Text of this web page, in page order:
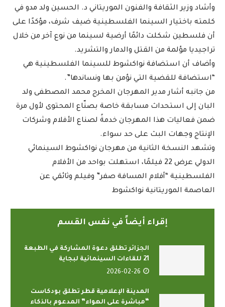
وأشاد وزير الثقافة والفنون الموريتاني د. الحسين ولد مدو في
كلمته باختيار السينما الفلسطينية ضيف شرف، مؤكدًا على
أن فلسطين شكلت دائمًا أرضية لسينما من نوع آخر من خلال
تراجيديا مؤلمة من القتل والدمار والتشريد.
وأضاف أن استضافة نواكشوط للسينما الفلسطينية هي
“استضافة للقضية التي نؤمن بها ونساندها”.
من جانبه أشار مدير المهرجان المخرج محمد المصطفى ولد
البان إلى استحداث مسابقة خاصة بصنّاع المحتوى لأول مرة
ضمن فعاليات هذا المهرجان خدمةً لصناع الأفلام وشركات
الإنتاج وجهات البث على حد سواء.
وتشهد النسخة الثانية من مهرجان نواكشوط السينمائي
الدولي عرض 22 فيلمًا، استهلت بواحد من الأفلام
الفلسطينية “أفلام المسافة صفر” وفيلم وثائقي عن
العاصمة الموريتانية نواكشوط
إقراء أيضاً في نفس القسم
الجزائر تطلق دعوة المشاركة في الطبعة
21 للقاءات السينمائية لبجاية
2026-02-26
المدينة الإعلامية قطر تطلق بودكاست
“مباشرة على الهواء” المدعوم بالذكاء